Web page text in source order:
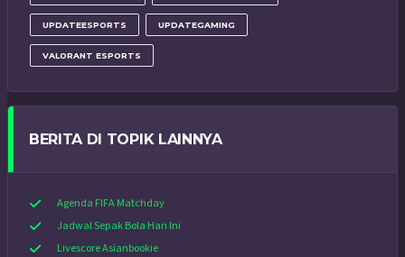
UPDATEESPORTS UPDATEGAMING
VALORANT ESPORTS
BERITA DI TOPIK LAINNYA
Agenda FIFA Matchday
Jadwal Sepak Bola Hari Ini
Livescore Asianbookie